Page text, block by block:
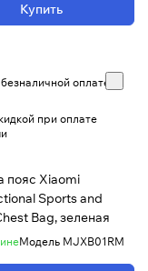
Купить
оплате
при оплате
пояс Xiaomi
Sports and
Bag, зеленая
Модель MJXB01RM